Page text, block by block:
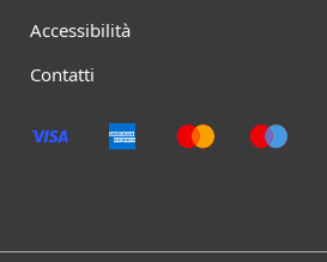
Accessibilità
Contatti